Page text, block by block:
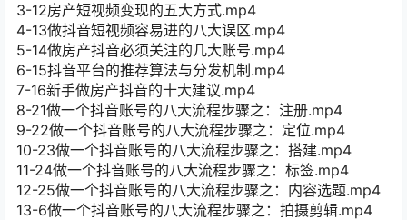
3-12房产短视频变现的五大方式.mp4
4-13做抖音短视频容易进的八大误区.mp4
5-14做房产抖音必须关注的几大账号.mp4
6-15抖音平台的推荐算法与分发机制.mp4
7-16新手做房产抖音的十大建议.mp4
8-21做一个抖音账号的八大流程步骤之：注册.mp4
9-22做一个抖音账号的八大流程步骤之：定位.mp4
10-23做一个抖音账号的八大流程步骤之：搭建.mp4
11-24做一个抖音账号的八大流程步骤之：标签.mp4
12-25做一个抖音账号的八大流程步骤之：内容选题.mp4
13-6做一个抖音账号的八大流程步骤之：拍摄剪辑.mp4